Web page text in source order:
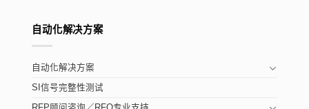
自动化解决方案
自动化解决方案
SI信号完整性测试